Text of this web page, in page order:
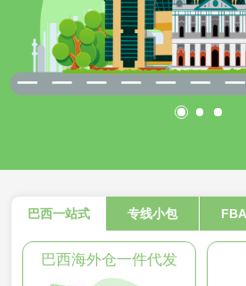
巴西一站式 专线小包
巴西海外仓一件代发